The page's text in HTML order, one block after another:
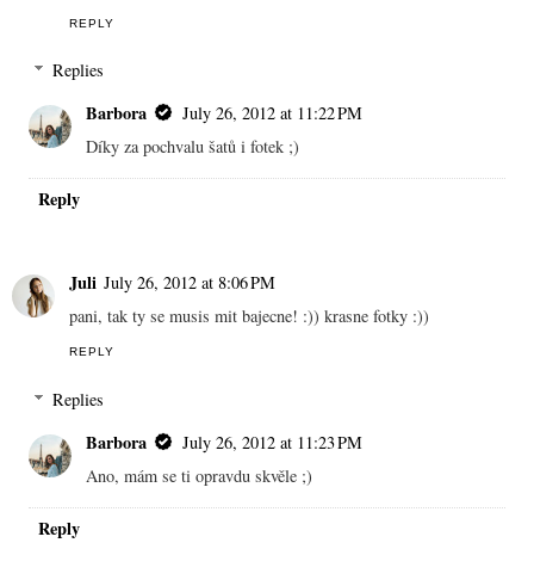
REPLY
Replies
Barbora
July 26, 2012 at 11:22 PM
Díky za pochvalu šatů i fotek ;)
Reply
Juli July 26, 2012 at 8:06 PM
pani, tak ty se musis mit bajecne! :)) krasne fotky :))
REPLY
Replies
Barbora
July 26, 2012 at 11:23 PM
Ano, mám se ti opravdu skvěle ;)
Reply